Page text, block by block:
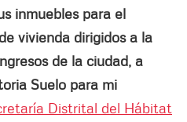
inmuebles para el
vivienda dirigidos a la
de la ciudad, a
Suelo para mi
Distrital del Hábitat